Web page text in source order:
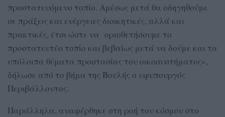
προστατευόμενο τοπίο. Αμέσως μετά θα οδηγηθούμε
σε πράξεις και ενέργειες διοικητικές, αλλά και
πρακτικές, έτσι ώστε να οριοθετήσουμε το
προστατευτέο τοπίο και βεβαίως μετά να δούμε και τα
υπόλοιπα θέματα προστασίας του οικοσυστήματος»,
δήλωσε από το βήμα της Βουλής ο υφυπουργός
Περιβάλλοντος.
Παράλληλα, αναφέρθηκε στη ροή του κόσμου στο